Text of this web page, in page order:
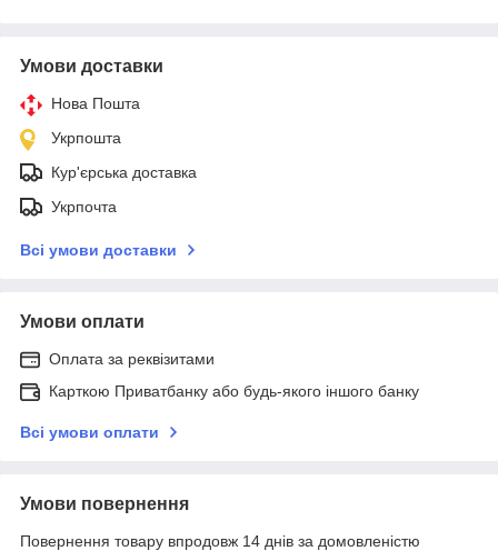
Умови доставки
Нова Пошта
Укрпошта
Кур'єрська доставка
Укрпочта
Всі умови доставки
Умови оплати
Оплата за реквізитами
Карткою Приватбанку або будь-якого іншого банку
Всі умови оплати
Умови повернення
Повернення товару впродовж 14 днів за домовленістю